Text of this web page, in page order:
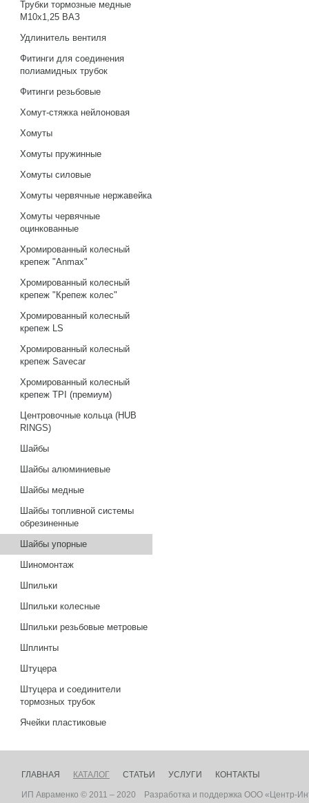
Трубки тормозные медные
М10х1,25 ВАЗ
Удлинитель вентиля
Фитинги для соединения
полиамидных трубок
Фитинги резьбовые
Хомут-стяжка нейлоновая
Хомуты
Хомуты пружинные
Хомуты силовые
Хомуты червячные нержавейка
Хомуты червячные
оцинкованные
Хромированный колесный
крепеж "Anmax"
Хромированный колесный
крепеж "Крепеж колес"
Хромированный колесный
крепеж LS
Хромированный колесный
крепеж Savecar
Хромированный колесный
крепеж TPI (премиум)
Центровочные кольца (HUB
RINGS)
Шайбы
Шайбы алюминиевые
Шайбы медные
Шайбы топливной системы
обрезиненные
Шайбы упорные
Шиномонтаж
Шпильки
Шпильки колесные
Шпильки резьбовые метровые
Шплинты
Штуцера
Штуцера и соединители
тормозных трубок
Ячейки пластиковые
ГЛАВНАЯ КАТАЛОГ СТАТЬИ УСЛУГИ КОНТАКТЫ
ИП Авраменко © 2011 – 2020 Разработка и поддержка ООО «Центр-